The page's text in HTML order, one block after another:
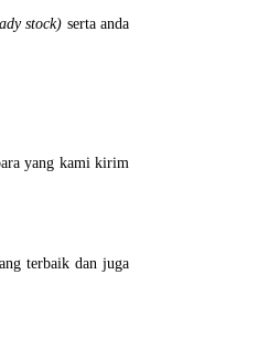
stock) serta anda
yang kami kirim
terbaik dan juga